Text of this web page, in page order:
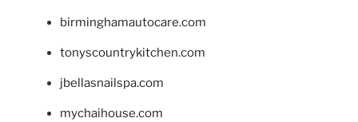
birminghamautocare.com
tonyscountrykitchen.com
jbellasnailspa.com
mychaihouse.com